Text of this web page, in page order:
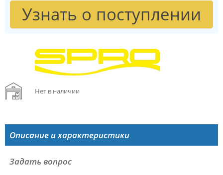
Узнать о поступлении
Нет в наличии
Описание и характеристики
Задать вопрос